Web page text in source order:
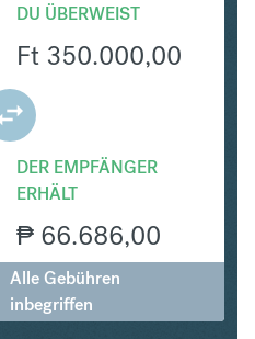
DU ÜBERWEIST
Ft 350.000,00
DER EMPFÄNGER
ERHÄLT
₱ 66.686,00
Alle Gebühren
inbegriffen